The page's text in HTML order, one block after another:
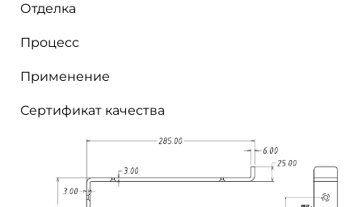
Отделка
Процесс
Применение
Сертификат качества